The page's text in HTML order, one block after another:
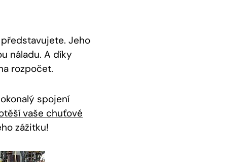
‌Jeho
náladu. A díky
rozpočet.
spojení
vaše chuťové
zážitku!